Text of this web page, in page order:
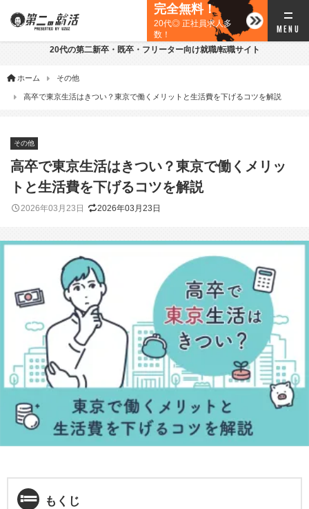
完全無料！
20代◎ 正社員求人多
数！
20代の第二新卒・既卒・フリーター向け就職/転職サイト
ホーム その他
高卒で東京生活はきつい？東京で働くメリットと生活費を下げるコツを解説
その他
高卒で東京生活はきつい？東京で働くメリッ
トと生活費を下げるコツを解説
2026年03月23日 2026年03月23日
もくじ